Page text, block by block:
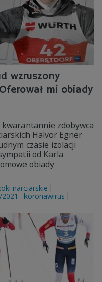
wzruszony
mi obiady
zdobywca
Halvor Egner
czasie izolacji
od Karla
obiady
narciarskie
koronawirus